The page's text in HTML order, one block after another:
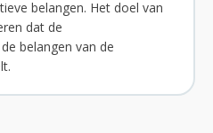
belangen. Het doel van
dat de
belangen van de